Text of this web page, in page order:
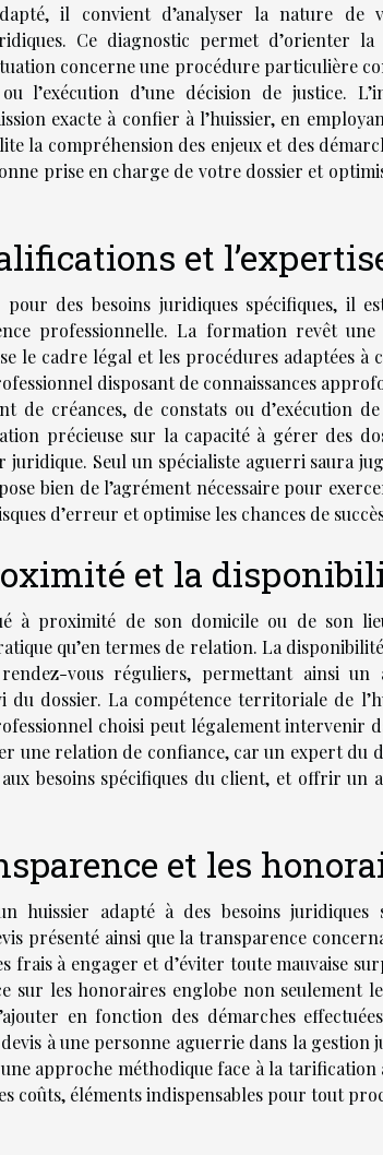
il convient d’analyser la nature de
Ce diagnostic permet d’orienter
concerne une procédure particulière
l’exécution d’une décision de justice.
exacte à confier à l’huissier, en
la compréhension des enjeux et des
prise en charge de votre dossier et
et
des besoins juridiques spécifiques, il
professionnelle. La formation revêt
le cadre légal et les procédures adaptées à
disposant de connaissances
de créances, de constats ou d’exécution
précieuse sur la capacité à gérer des
juridique. Seul un spécialiste aguerri saura
bien de l’agrément nécessaire pour
d’erreur et optimise les chances de
et la
à proximité de son domicile ou de son
qu’en termes de relation. La
vous réguliers, permettant ainsi un
du dossier. La compétence territoriale de
choisi peut légalement intervenir
une relation de confiance, car un expert du
besoins spécifiques du client, et offrir un
et les
huissier adapté à des besoins juridiques
présenté ainsi que la transparence
frais à engager et d’éviter toute mauvaise
sur les honoraires englobe non seulement
en fonction des démarches
à une personne aguerrie dans la
approche méthodique face à la
coûts, éléments indispensables pour tout